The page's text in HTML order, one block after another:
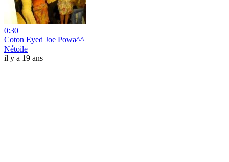
0:30
Coton Eyed Joe Powa^^
Nétoile
il y a 19 ans